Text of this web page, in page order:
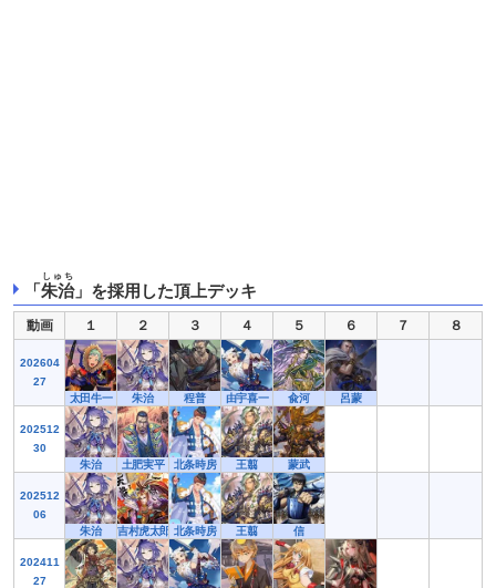
「朱治
しゅち
」を採用した頂上デッキ
動画 １ ２ ３ ４ ５ ６ ７ ８
202604
27
太田牛一
朱治 程普 由宇喜一 兪河 呂蒙
202512
30
朱治
土肥実平 北条時房 王翦 蒙武
202512
06
朱治
吉村虎太郎 北条時房 王翦 信
202411
27